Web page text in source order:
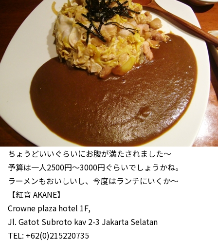
ちょうどいいぐらいにお腹が満たされました～
予算は一人2500円～3000円ぐらいでしょうかね。
ラーメンもおいしいし、今度はランチにいくか～
【紅音 AKANE】
Crowne plaza hotel 1F,
Jl. Gatot Subroto kav 2-3 Jakarta Selatan
TEL: +62(0)215220735